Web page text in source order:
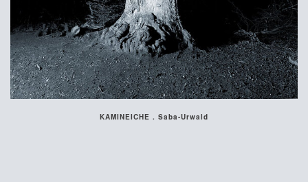
KAMINEICHE . Saba-Urwald